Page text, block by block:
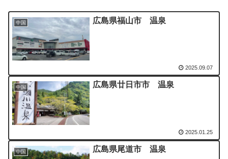
中国 広島県福山市 温泉
2025.09.07
中国 広島県廿日市市 温泉
2025.01.25
中国 広島県尾道市 温泉